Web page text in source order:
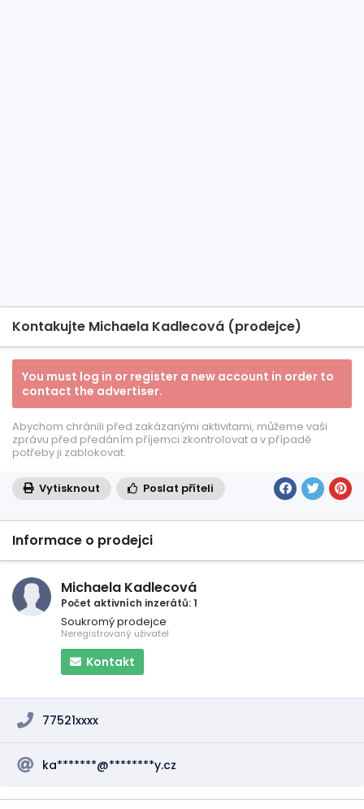
Kontakujte Michaela Kadlecová (prodejce)
You must log in or register a new account in order to
contact the advertiser.
Abychom chránili před zakázanými aktivitami, můžeme vaši
zprávu před předáním příjemci zkontrolovat a v případě
potřeby ji zablokovat.
Vytisknout Poslat příteli
Informace o prodejci
Michaela Kadlecová
Počet aktivních inzerátů: 1
Soukromý prodejce
Neregistrovaný uživatel
Kontakt
77521xxxx
ka*******@********y.cz